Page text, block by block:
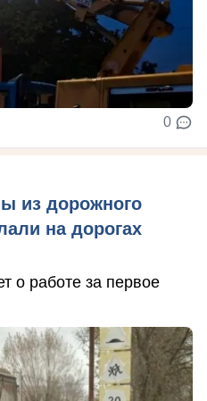
0
из дорожного
на дорогах
о работе за первое